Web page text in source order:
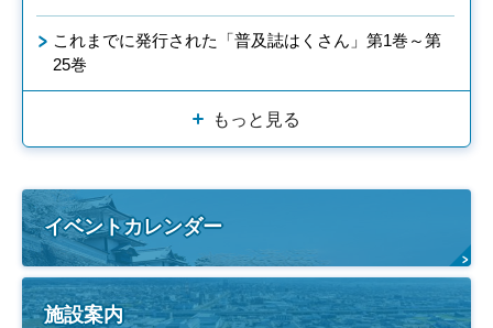
これまでに発行された「普及誌はくさん」第1巻～第
25巻
もっと見る
イベントカレンダー
施設案内